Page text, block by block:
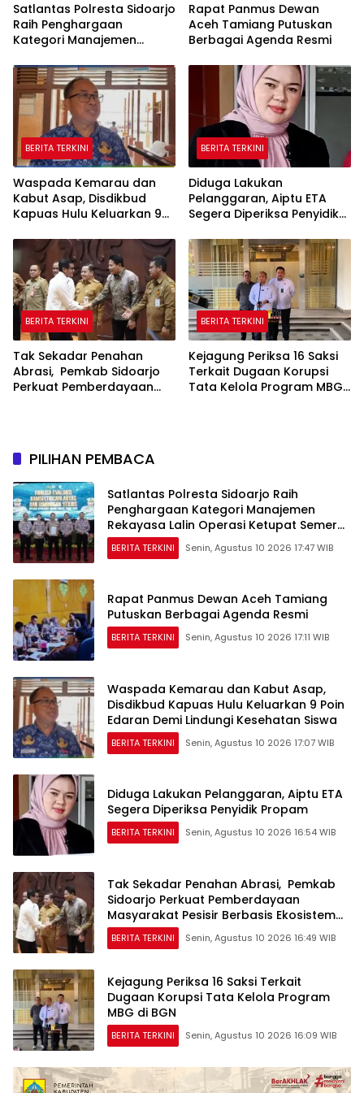
Satlantas Polresta Sidoarjo
Raih Penghargaan
Kategori Manajemen
Ketupat Semeru 2026
Rapat Panmus Dewan
Aceh Tamiang Putuskan
Berbagai Agenda Resmi
BERITA TERKINI
Waspada Kemarau dan
Kabut Asap, Disdikbud
Kapuas Hulu Keluarkan 9
Kesehatan Siswa
BERITA TERKINI
Diduga Lakukan
Pelanggaran, ‎Aiptu ETA
Segera Diperiksa Penyidik
BERITA TERKINI
Tak Sekadar Penahan
Abrasi, Pemkab Sidoarjo
Perkuat Pemberdayaan
BERITA TERKINI
Kejagung Periksa 16 Saksi
Terkait Dugaan Korupsi
Tata Kelola Program MBG
PILIHAN PEMBACA
Satlantas Polresta Sidoarjo Raih
Penghargaan Kategori Manajemen
Rekayasa Lalin Operasi Ketupat Semeru
2026
BERITA TERKINI Senin, Agustus 10 2026 17:47 WIB
Rapat Panmus Dewan Aceh Tamiang
Putuskan Berbagai Agenda Resmi
BERITA TERKINI Senin, Agustus 10 2026 17:11 WIB
Waspada Kemarau dan Kabut Asap,
Disdikbud Kapuas Hulu Keluarkan 9 Poin
Edaran Demi Lindungi Kesehatan Siswa
BERITA TERKINI Senin, Agustus 10 2026 17:07 WIB
Diduga Lakukan Pelanggaran, ‎Aiptu ETA
Segera Diperiksa Penyidik Propam
BERITA TERKINI Senin, Agustus 10 2026 16:54 WIB
Tak Sekadar Penahan Abrasi, Pemkab
Sidoarjo Perkuat Pemberdayaan
Masyarakat Pesisir Berbasis Ekosistem
Mangrove
BERITA TERKINI Senin, Agustus 10 2026 16:49 WIB
Kejagung Periksa 16 Saksi Terkait
Dugaan Korupsi Tata Kelola Program
MBG di BGN
BERITA TERKINI Senin, Agustus 10 2026 16:09 WIB